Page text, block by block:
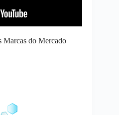
Marcas do Mercado